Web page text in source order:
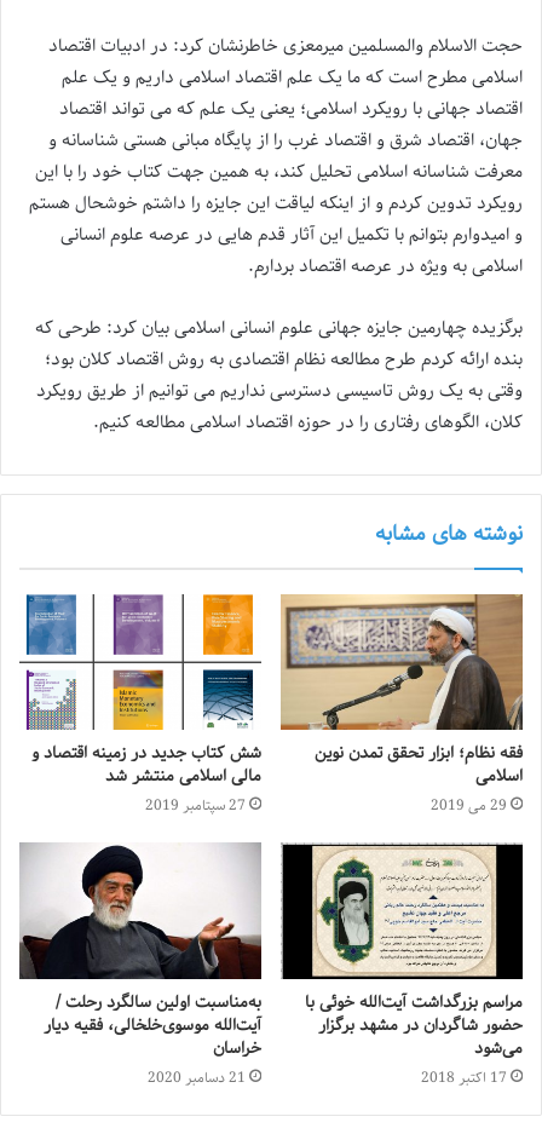
حجت الاسلام والمسلمین میرمعزی خاطرنشان کرد: در ادبیات اقتصاد
اسلامی مطرح است که ما یک علم اقتصاد اسلامی داریم و یک علم
اقتصاد جهانی با رویکرد اسلامی؛ یعنی یک علم که می‌ تواند اقتصاد
جهان، اقتصاد شرق و اقتصاد غرب را از پایگاه مبانی هستی شناسانه و
معرفت شناسانه اسلامی تحلیل کند، به همین جهت کتاب خود را با این
رویکرد تدوین کردم و از اینکه لیاقت این جایزه را داشتم خوشحال هستم
و امیدوارم بتوانم با تکمیل این آثار قدم هایی در عرصه علوم انسانی
اسلامی به ویژه در عرصه اقتصاد بردارم.
برگزیده چهارمین جایزه جهانی علوم انسانی اسلامی بیان کرد: طرحی که
بنده ارائه کردم طرح مطالعه نظام اقتصادی به روش اقتصاد کلان بود؛
وقتی به یک روش تاسیسی دسترسی نداریم می توانیم از طریق رویکرد
کلان، الگوهای رفتاری را در حوزه اقتصاد اسلامی مطالعه کنیم.
نوشته های مشابه
فقه نظام؛ ابزار تحقق تمدن نوین
اسلامی
29 می 2019
شش کتاب جدید در زمینه اقتصاد و
مالی اسلامی منتشر شد
27 سپتامبر 2019
مراسم بزرگداشت آیت‌الله خوئی با
حضور شاگردان در مشهد برگزار
می‌شود
17 اکتبر 2018
به‌مناسبت اولین سالگرد رحلت /
آیت‌الله موسوی‌خلخالی، فقیه دیار
خراسان
21 دسامبر 2020